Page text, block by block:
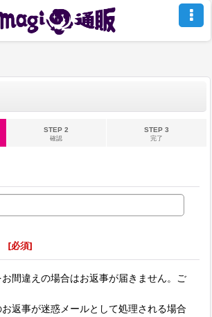
STEP 2
確認
STEP 3
完了
[必須]
お間違えの場合はお返事が届きません。ご
返事が迷惑メールとして処理される場合